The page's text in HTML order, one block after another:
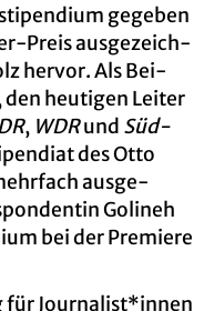
ge­ge­ben
Preis aus­ge­zeich­
her­vor. Als Bei­
den heu­ti­gen Lei­ter
, WDRund Süd­
des Otto
aus­ge­
Go­lineh
bei der Pre­mie­re
für Jour­na­list*innen